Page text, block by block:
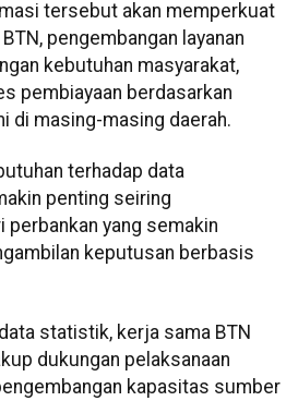
tersebut akan memperkuat
pengembangan layanan
kebutuhan masyarakat,
pembiayaan berdasarkan
di masing-masing daerah.
terhadap data
penting seiring
yang semakin
keputusan berbasis
statistik, kerja sama BTN
dukungan pelaksanaan
kapasitas sumber